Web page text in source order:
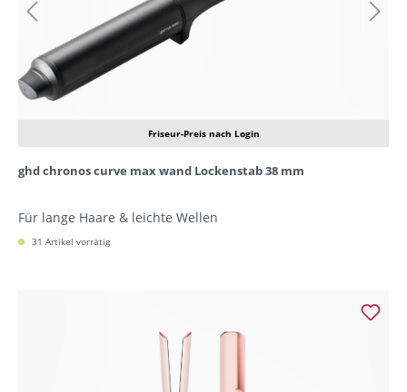
Friseur-Preis nach Login
ghd chronos curve max wand Lockenstab 38 mm
Für lange Haare & leichte Wellen
31 Artikel vorrätig